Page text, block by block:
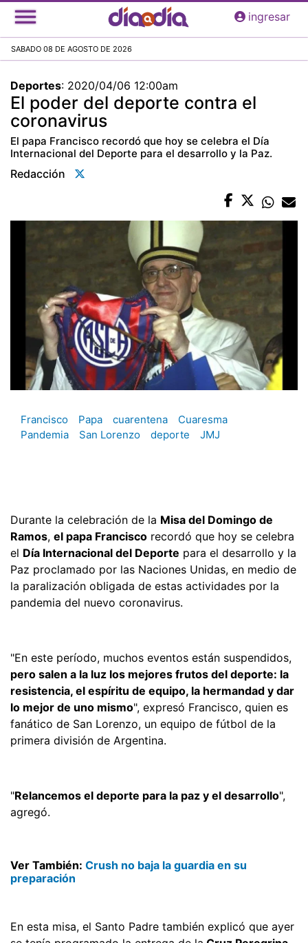
Pasar
al
principal
ingresar
SABADO 08 DE AGOSTO DE 2026
Deportes: 2020/04/06 12:00am
El poder del deporte contra el
coronavirus
El papa Francisco recordó que hoy se celebra el Día
Internacional del Deporte para el desarrollo y la Paz.
Redacción
Francisco Papa cuarentena
Cuaresma
Pandemia
San Lorenzo deporte JMJ
Durante la celebración de la Misa del Domingo de
Ramos, el papa Francisco recordó que hoy se celebra
el Día Internacional del Deporte para el desarrollo y la
Paz proclamado por las Naciones Unidas, en medio de
la paralización obligada de estas actividades por la
pandemia del nuevo coronavirus.
"En este período, muchos eventos están suspendidos,
pero salen a la luz los mejores frutos del deporte: la
resistencia, el espíritu de equipo, la hermandad y dar
lo mejor de uno mismo", expresó Francisco, quien es
fanático de San Lorenzo, un equipo de fútbol de la
primera división de Argentina.
"Relancemos el deporte para la paz y el desarrollo",
agregó.
Ver También: Crush no baja la guardia en su
preparación
En esta misa, el Santo Padre también explicó que ayer